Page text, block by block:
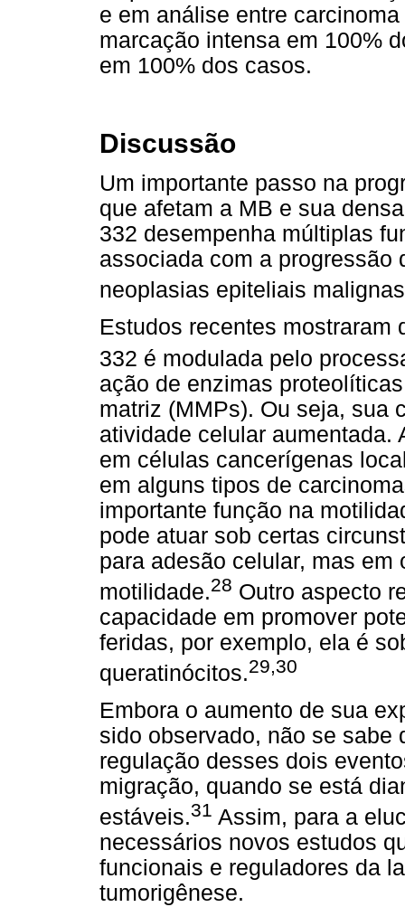
e em análise entre
marcação intensa em 100%
em 100% dos casos.
Discussão
Um importante passo na
que afetam a MB e sua
332 desempenha múltiplas
associada com a progressão
neoplasias epiteliais
Estudos recentes mostraram
332 é modulada pelo
ação de enzimas
matriz (MMPs). Ou seja, sua
atividade celular aumentada.
em células cancerígenas
em alguns tipos de
importante função na
pode atuar sob certas
para adesão celular, mas
motilidade.28 Outro aspecto
capacidade em promover
feridas, por exemplo, ela é
queratinócitos.29,30
Embora o aumento de sua
sido observado, não se sabe
regulação desses dois
migração, quando se está
estáveis.31 Assim, para a
necessários novos estudos
funcionais e reguladores da
tumorigênese.